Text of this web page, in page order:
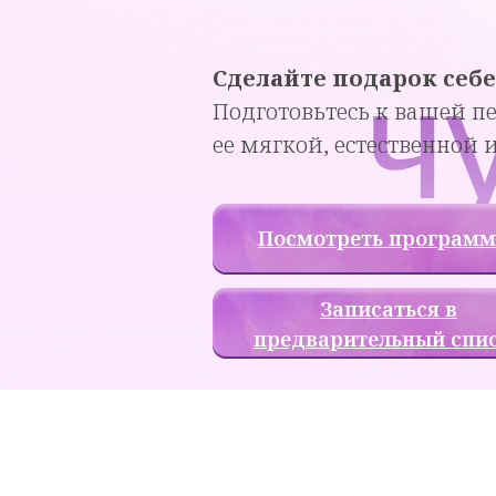
Сделайте подарок
Подготовьтесь к вашей
ее мягкой, естественной
Посмотреть
Записаться в
предварительный